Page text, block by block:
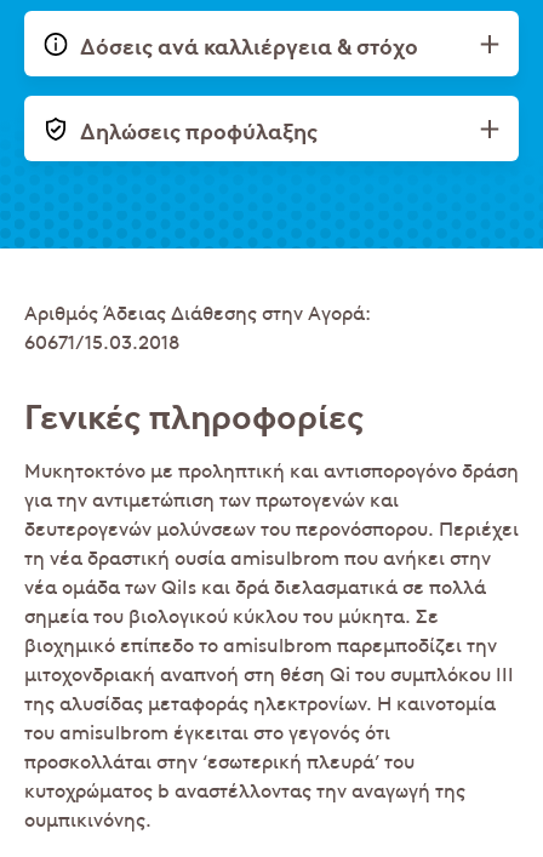
Αριθμός Άδειας Διάθεσης στην Αγορά:
60671/15.03.2018
Γενικές πληροφορίες
Μυκητοκτόνο με προληπτική και αντισπορογόνο δράση
για την αντιμετώπιση των πρωτογενών και
δευτερογενών μολύνσεων του περονόσπορου. Περιέχει
τη νέα δραστική ουσία amisulbrom που ανήκει στην
νέα ομάδα των QiIs και δρά διελασματικά σε πολλά
σημεία του βιολογικού κύκλου του μύκητα. Σε
βιοχημικό επίπεδο το amisulbrom παρεμποδίζει την
μιτοχονδριακή αναπνοή στη θέση Qi του συμπλόκου ΙΙΙ
της αλυσίδας μεταφοράς ηλεκτρονίων. Η καινοτομία
του amisulbrom έγκειται στο γεγονός ότι
προσκολλάται στην ‘εσωτερική πλευρά’ του
κυτοχρώματος b αναστέλλοντας την αναγωγή της
ουμπικινόνης.
Δόσεις ανά καλλιέργεια & στόχο
Δηλώσεις προφύλαξης